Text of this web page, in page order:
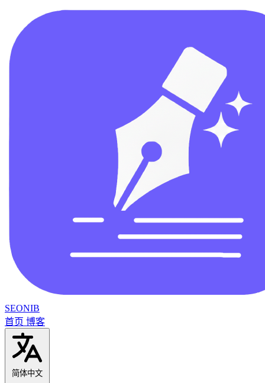
SEONIB
首页 博客
简体中文